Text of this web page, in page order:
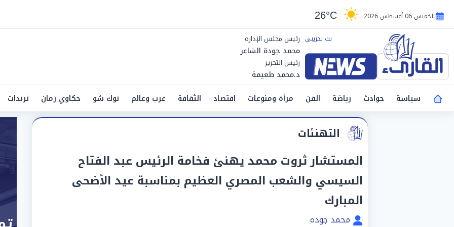
الخميس 06 أغسطس 2026 26°C
رئيس مجلس الإدارة
محمد جودة الشاعر
رئيس التحرير
د.محمد طعيمة
سياسة
حوادث رياضة الفن مرأة ومنوعات اقتصاد الثقافة عرب وعالم توك شو حكاوي زمان ترندات
التهنئات
المستشار ثروت محمد يهنئ فخامة الرئيس عبد الفتاح
السيسي والشعب المصري العظيم بمناسبة عيد الأضحى
المبارك
محمد جوده